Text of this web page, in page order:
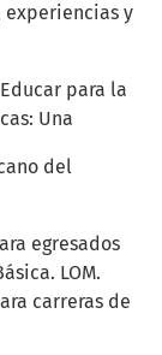
experiencias y
para la
Una
del
egresados
LOM.
carreras de